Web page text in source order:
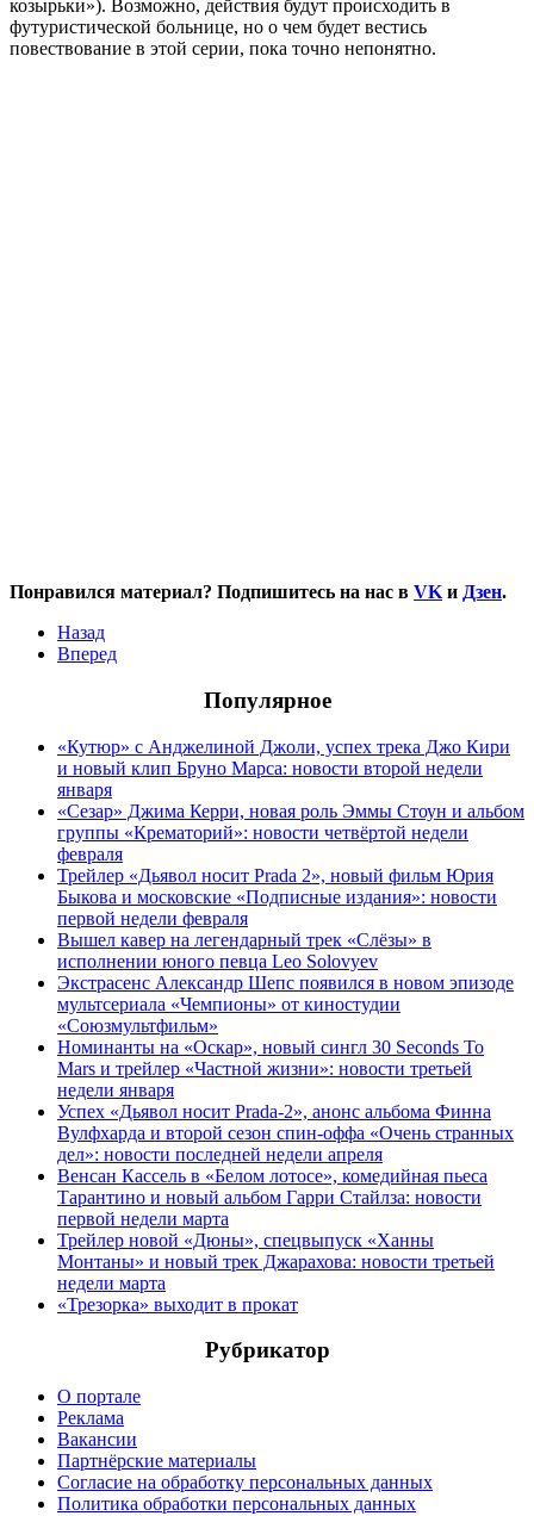
козырьки»). Возможно, действия будут происходить в
футуристической больнице, но о чем будет вестись
повествование в этой серии, пока точно непонятно.
Понравился материал? Подпишитесь на нас в VK и Дзен.
Назад
Вперед
Популярное
«Кутюр» с Анджелиной Джоли, успех трека Джо Кири
и новый клип Бруно Марса: новости второй недели
января
«Сезар» Джима Керри, новая роль Эммы Стоун и альбом
группы «Крематорий»: новости четвёртой недели
февраля
Трейлер «Дьявол носит Prada 2», новый фильм Юрия
Быкова и московские «Подписные издания»: новости
первой недели февраля
Вышел кавер на легендарный трек «Слёзы» в
исполнении юного певца Leo Solovyev
Экстрасенс Александр Шепс появился в новом эпизоде
мультсериала «Чемпионы» от киностудии
«Союзмультфильм»
Номинанты на «Оскар», новый сингл 30 Seconds To
Mars и трейлер «Частной жизни»: новости третьей
недели января
Успех «Дьявол носит Prada-2», анонс альбома Финна
Вулфхарда и второй сезон спин-оффа «Очень странных
дел»: новости последней недели апреля
Венсан Кассель в «Белом лотосе», комедийная пьеса
Тарантино и новый альбом Гарри Стайлза: новости
первой недели марта
Трейлер новой «Дюны», спецвыпуск «Ханны
Монтаны» и новый трек Джарахова: новости третьей
недели марта
«Трезорка» выходит в прокат
Рубрикатор
О портале
Реклама
Вакансии
Партнёрские материалы
Согласие на обработку персональных данных
Политика обработки персональных данных